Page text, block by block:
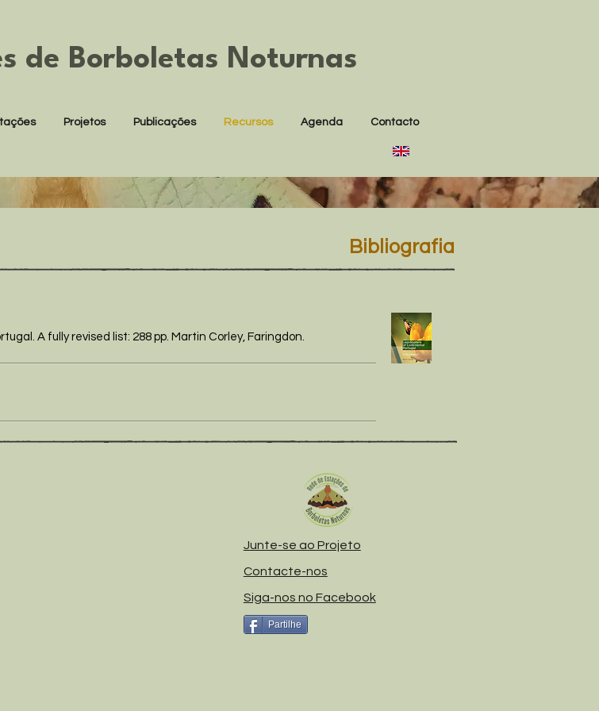
de Borboletas Noturnas
Projetos Publicações Recursos Agenda Contacto
Bibliografia
A fully revised list: 288 pp. Martin Corley, Faringdon.
Junte-se ao Projeto
Contacte-nos
Siga-nos no Facebook
Partilhe